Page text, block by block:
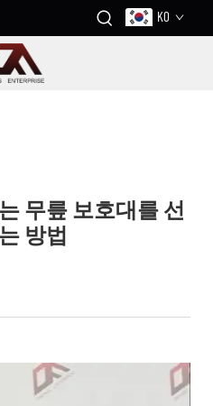
KO
무릎 보호대를 선
방법